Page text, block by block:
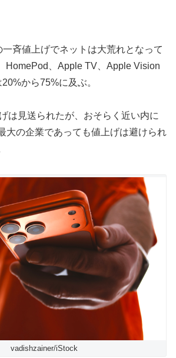
斉値上げでネットは大荒れとなって
HomePod、Apple TV、Apple Vision
から75%に及ぶ。
は見送られたが、おそらく近い内に
大の企業であっても値上げは避けられ
vadishzainer/iStock